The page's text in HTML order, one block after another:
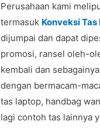
Perusahaan kami
termasuk Konveksi
dijumpai dan dapat
promosi, ransel oleh-
kembali dan
dengan bermacam-
tas laptop, handbag
lagi contoh tas lainnya